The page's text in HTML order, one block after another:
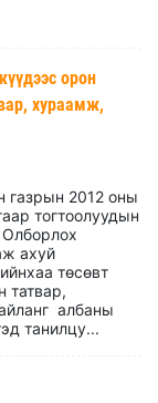
орон
хураамж,
газрын 2012 оны
тогтоолуудын
ахуй
төсөвт
татвар,
албаны
танилцу...